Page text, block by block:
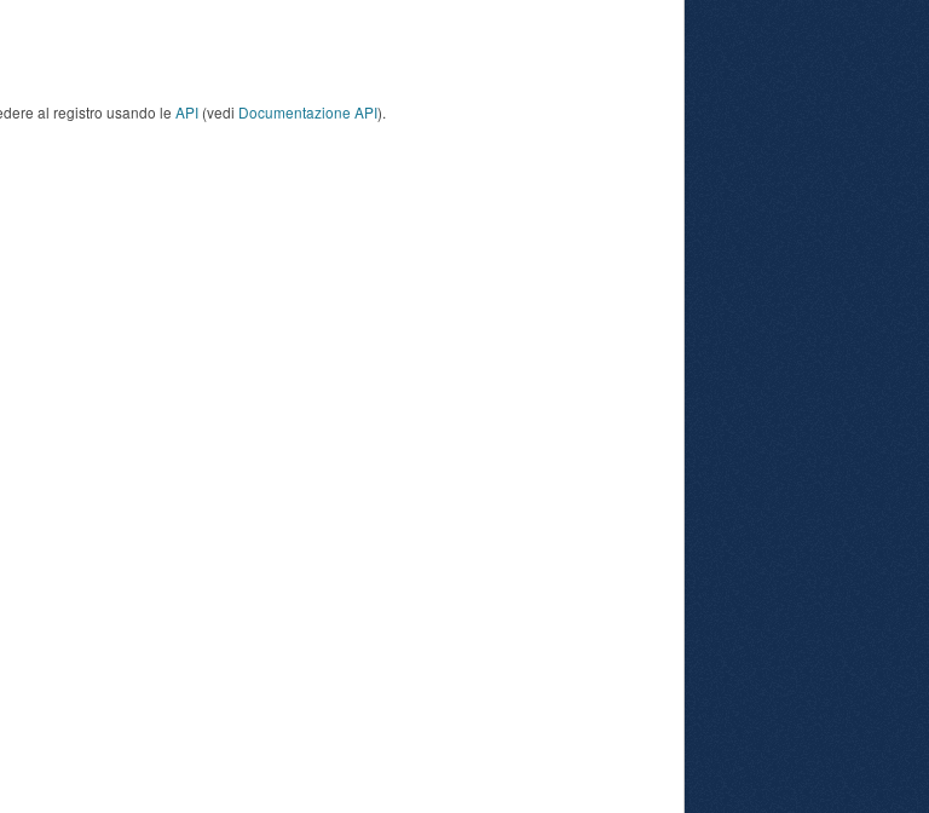
al registro usando le API (vedi Documentazione API).